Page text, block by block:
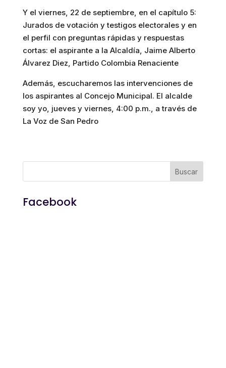
Y el viernes, 22 de septiembre, en el capítulo 5:
Jurados de votación y testigos electorales y en
el perfil con preguntas rápidas y respuestas
cortas: el aspirante a la Alcaldía, Jaime Alberto
Álvarez Diez, Partido Colombia Renaciente
Además, escucharemos las intervenciones de
los aspirantes al Concejo Municipal. El alcalde
soy yo, jueves y viernes, 4:00 p.m., a través de
La Voz de San Pedro
Facebook